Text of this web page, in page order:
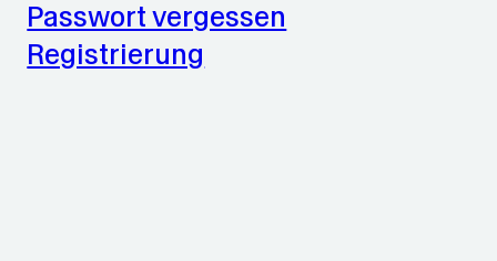
Passwort vergessen
Registrierung